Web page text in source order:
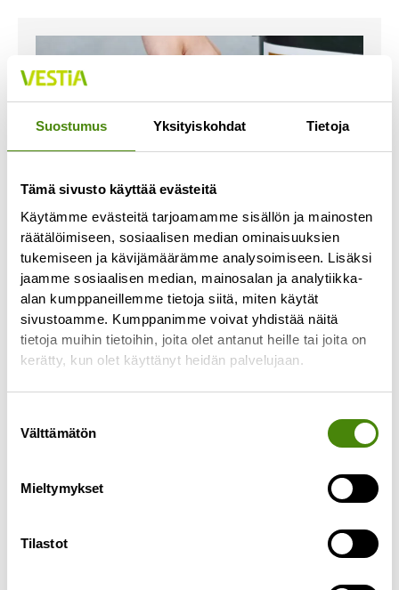
Suostumus Yksityiskohdat Tietoja
Tämä sivusto käyttää evästeitä
Käytämme evästeitä tarjoamamme sisällön ja mainosten
räätälöimiseen, sosiaalisen median ominaisuuksien
tukemiseen ja kävijämäärämme analysoimiseen. Lisäksi
jaamme sosiaalisen median, mainosalan ja analytiikka-
alan kumppaneillemme tietoja siitä, miten käytät
sivustoamme. Kumppanimme voivat yhdistää näitä
tietoja muihin tietoihin, joita olet antanut heille tai joita on
kerätty, kun olet käyttänyt heidän palvelujaan.
valinta
Välttämätön
Mieltymykset
Tilastot
Biojäteastian jäätyminen
talvella
7.1.2026
astian tyhjentäminen on kuljettajalle haastavaa
ja toisinaan